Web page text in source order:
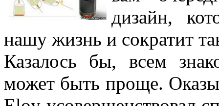
дизайн,
нашу жизнь и сократит
Казалось бы, всем
может быть проще.